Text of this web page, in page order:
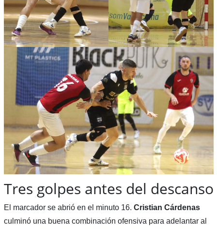
Tres golpes antes del descanso
El marcador se abrió en el minuto 16. Cristian Cárdenas
culminó una buena combinación ofensiva para adelantar al